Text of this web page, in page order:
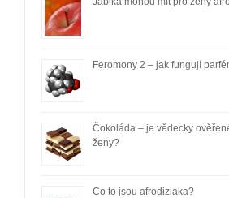
Feromony 2 – jak fungují
Čokoláda – je vědecky
ženy?
Co to jsou afrodiziaka?